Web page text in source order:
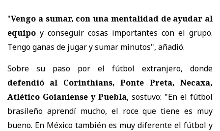
"Vengo a sumar, con una mentalidad de ayudar al
equipo y conseguir cosas importantes con el grupo.
Tengo ganas de jugar y sumar minutos", añadió.
Sobre su paso por el fútbol extranjero, donde
defendió al Corinthians, Ponte Preta, Necaxa,
Atlético Goianiense y Puebla, sostuvo: "En el fútbol
brasileño aprendí mucho, el roce que tiene es muy
bueno. En México también es muy diferente el fútbol y